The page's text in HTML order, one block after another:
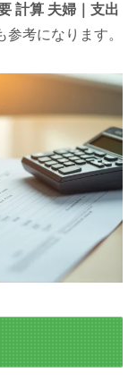
計算 夫婦｜支出
参考になります。